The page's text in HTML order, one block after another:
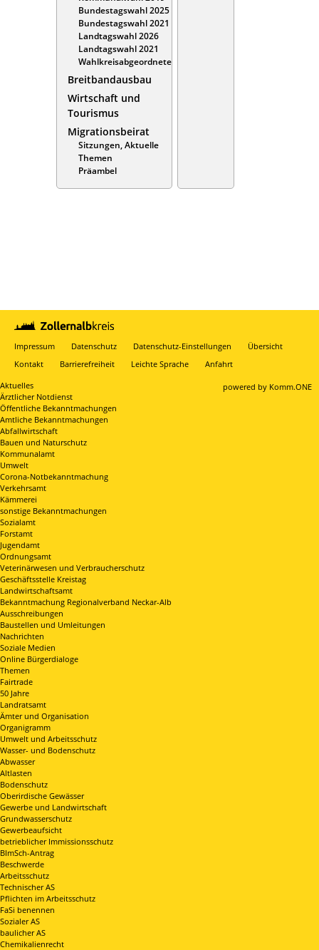
Bundestagswahl 2025
Bundestagswahl 2021
Landtagswahl 2026
Landtagswahl 2021
Wahlkreisabgeordnete
Breitbandausbau
Wirtschaft und
Tourismus
Migrationsbeirat
Sitzungen, Aktuelle
Themen
Präambel
Impressum Datenschutz Datenschutz-Einstellungen
Übersicht
Kontakt
Barrierefreiheit Leichte Sprache Anfahrt
powered by Komm.ONE
Aktuelles
Ärztlicher Notdienst
Öffentliche Bekanntmachungen
Amtliche Bekanntmachungen
Abfallwirtschaft
Bauen und Naturschutz
Kommunalamt
Umwelt
Corona-Notbekanntmachung
Verkehrsamt
Kämmerei
sonstige Bekanntmachungen
Sozialamt
Forstamt
Jugendamt
Ordnungsamt
Veterinärwesen und Verbraucherschutz
Geschäftsstelle Kreistag
Landwirtschaftsamt
Bekanntmachung Regionalverband Neckar-Alb
Ausschreibungen
Baustellen und Umleitungen
Nachrichten
Soziale Medien
Online Bürgerdialoge
Themen
Fairtrade
50 Jahre
Landratsamt
Ämter und Organisation
Organigramm
Umwelt und Arbeitsschutz
Wasser- und Bodenschutz
Abwasser
Altlasten
Bodenschutz
Oberirdische Gewässer
Gewerbe und Landwirtschaft
Grundwasserschutz
Gewerbeaufsicht
betrieblicher Immissionsschutz
BImSch-Antrag
Beschwerde
Arbeitsschutz
Technischer AS
Pflichten im Arbeitsschutz
FaSi benennen
Sozialer AS
baulicher AS
Chemikalienrecht